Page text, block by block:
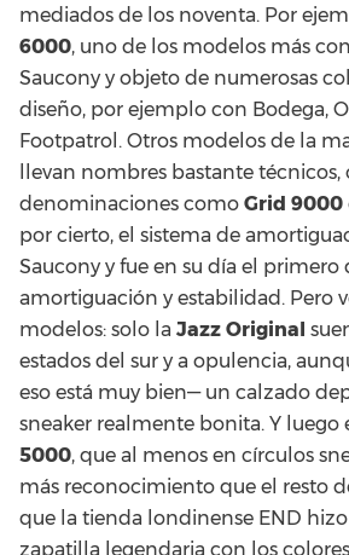
mediados de los noventa. Por
6000, uno de los modelos más
Saucony y objeto de numerosas
diseño, por ejemplo con Bodega,
Footpatrol. Otros modelos de la
llevan nombres bastante técnicos,
denominaciones como Grid 9000
por cierto, el sistema de
Saucony y fue en su día el primero
amortiguación y estabilidad. Pero
modelos: solo la Jazz Original
estados del sur y a opulencia,
eso está muy bien— un calzado
sneaker realmente bonita. Y luego
5000, que al menos en círculos
más reconocimiento que el resto
que la tienda londinense END
zapatilla legendaria con los